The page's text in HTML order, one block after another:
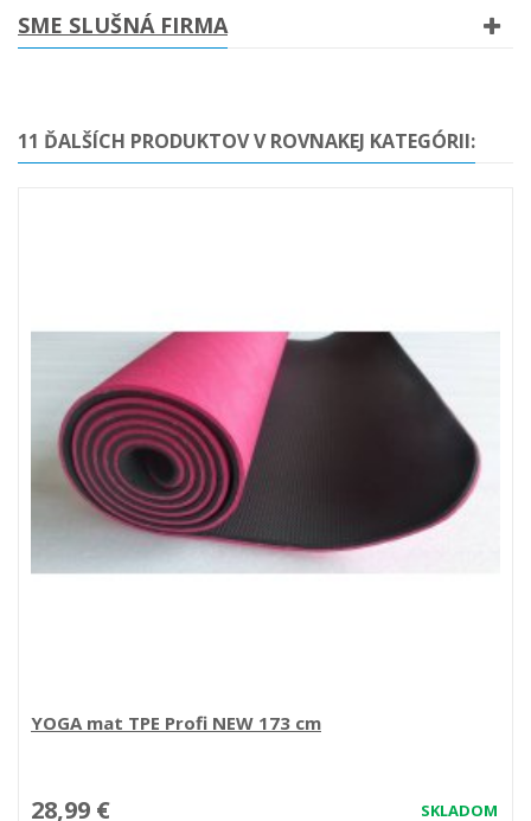
SME SLUŠNÁ FIRMA
11 ĎALŠÍCH PRODUKTOV V ROVNAKEJ KATEGÓRII:
YOGA mat TPE Profi NEW 173 cm
SKLADOM
28,99 €